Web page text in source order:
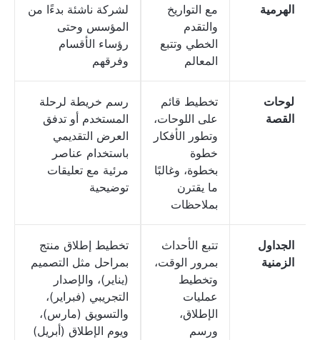
الهرمية
مع التواريخ
والتقدم
الخطي وتتبع
المعالم
لشركة ناشئة بدءًا من
المؤسس وحتى
رؤساء الأقسام
وفرقهم
لوحات
القصة
تخطيط قائم
على اللوحات،
وتطور الأفكار
خطوة
بخطوة، وغالبًا
ما يقترن
بملاحظات
رسم خريطة لرحلة
المستخدم أو تدفق
العرض التقديمي
باستخدام عناصر
مرئية مع تعليقات
توضيحية
الجداول
الزمنية
تتبع الأحداث
بمرور الوقت،
وتخطيط
عمليات
الإطلاق،
ورسم
تخطيط إطلاق منتج
بمراحل مثل التصميم
(يناير)، والإصدار
التجريبي (فبراير)،
والتسويق (مارس)،
ويوم الإطلاق (أبريل)